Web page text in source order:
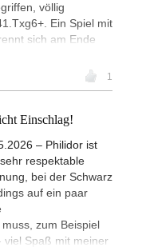
völlig
Ein Spiel mit
sich am Ende
1
Einschlag!
– Philidor ist
respektable
bei der Schwarz
auf ein paar
zum Beispiel
viel Spaß mit meiner